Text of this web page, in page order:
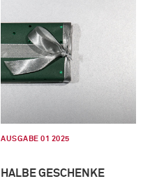
AUSGABE 01 2025
HALBE GESCHENKE